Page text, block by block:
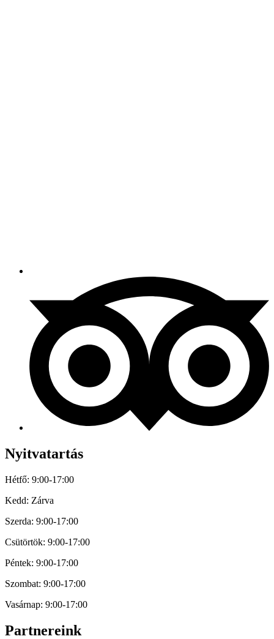
Nyitvatartás
Hétfő: 9:00-17:00
Kedd: Zárva
Szerda: 9:00-17:00
Csütörtök: 9:00-17:00
Péntek: 9:00-17:00
Szombat: 9:00-17:00
Vasárnap: 9:00-17:00
Partnereink